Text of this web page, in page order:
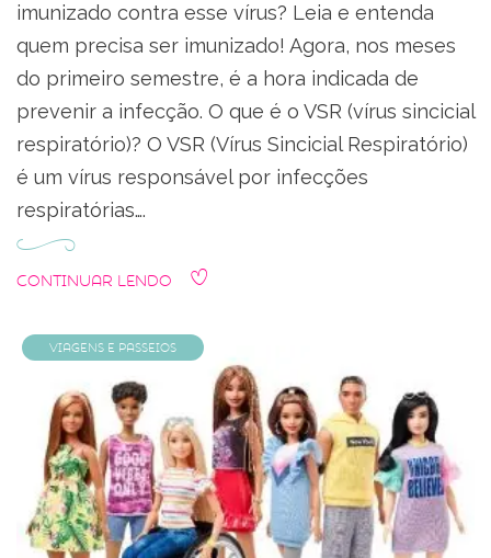
imunizado contra esse vírus? Leia e entenda
quem precisa ser imunizado! Agora, nos meses
do primeiro semestre, é a hora indicada de
prevenir a infecção. O que é o VSR (vírus sincicial
respiratório)? O VSR (Vírus Sincicial Respiratório)
é um vírus responsável por infecções
respiratórias….
Continuar Lendo
Viagens e Passeios